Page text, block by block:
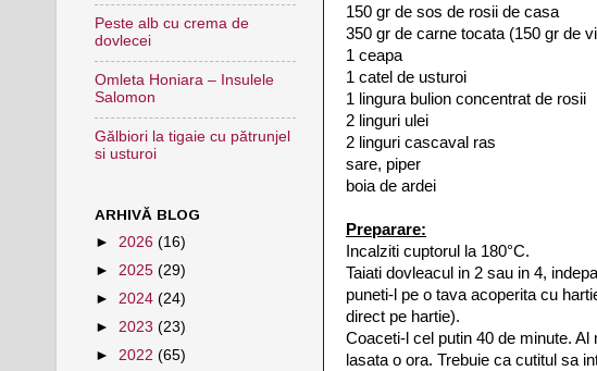
150 gr de sos de rosii de casa
350 gr de carne tocata (150 gr de
1 ceapa
1 catel de usturoi
1 lingura bulion concentrat de rosii
2 linguri ulei
2 linguri cascaval ras
sare, piper
boia de ardei
Preparare:
Incalziti cuptorul la 180°C.
Taiati dovleacul in 2 sau in 4,
puneti-l pe o tava acoperita cu
direct pe hartie).
Coaceti-l cel putin 40 de minute. Al
lasata o ora. Trebuie ca cutitul sa
Peste alb cu crema de
dovlecei
Omleta Honiara – Insulele
Salomon
Gălbiori la tigaie cu pătrunjel
si usturoi
ARHIVĂ BLOG
► 2026 (16)
► 2025 (29)
► 2024 (24)
► 2023 (23)
► 2022 (65)